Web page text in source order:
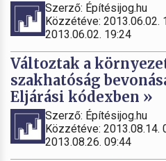
Szerző: Építésijog.hu
Közzétéve:
2013.06.02. 19:24
Változtak a
szakhatóság
Eljárási kódexben »
Szerző: Építésijog.hu
Közzétéve:
2013.08.26. 09:44